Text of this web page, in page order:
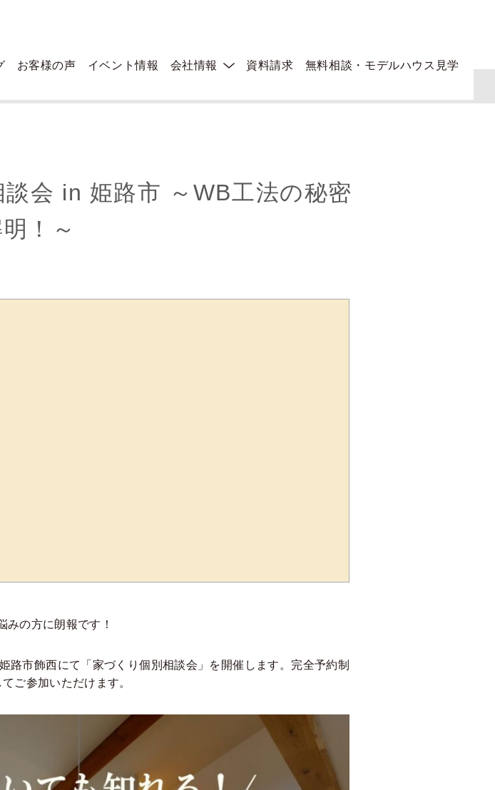
お客様の声 イベント情報 会社情報 資料請求 無料相談・モデルハウス見学
談会 in 姫路市 ～WB工法の秘密
！～
の方に朗報です！
市飾西にて「家づくり個別相談会」を開催します。完全予約制
ご参加いただけます。